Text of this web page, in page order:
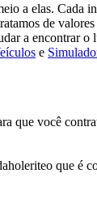
a elas. Cada
de
a encontrar
e
que você
holeriteo que é